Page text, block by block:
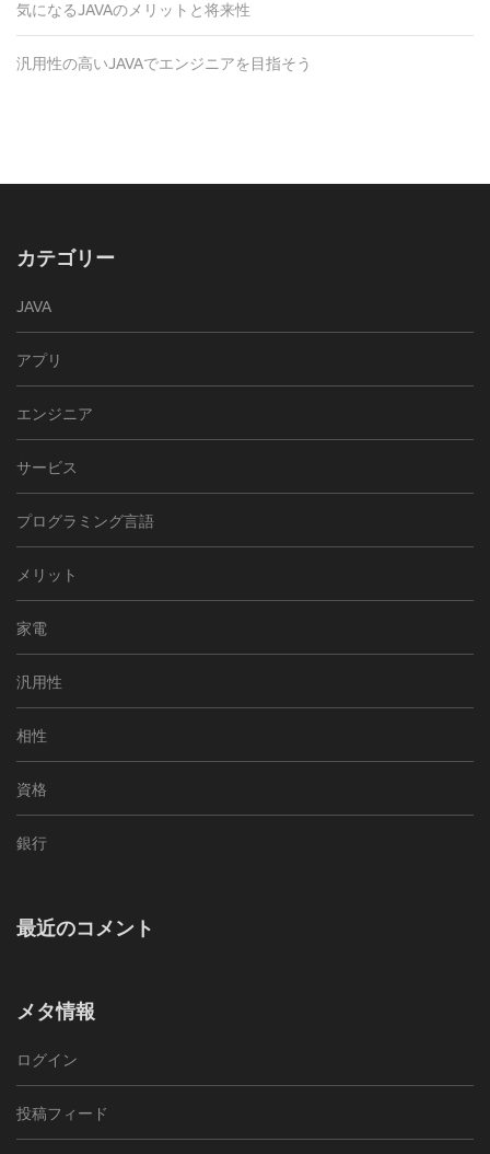
気になるJAVAのメリットと将来性
汎用性の高いJAVAでエンジニアを目指そう
カテゴリー
JAVA
アプリ
エンジニア
サービス
プログラミング言語
メリット
家電
汎用性
相性
資格
銀行
最近のコメント
メタ情報
ログイン
投稿フィード